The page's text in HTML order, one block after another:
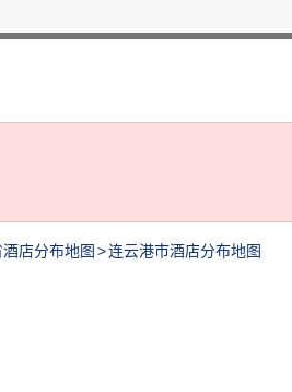
店分布地图 >连云港市酒店分布地图